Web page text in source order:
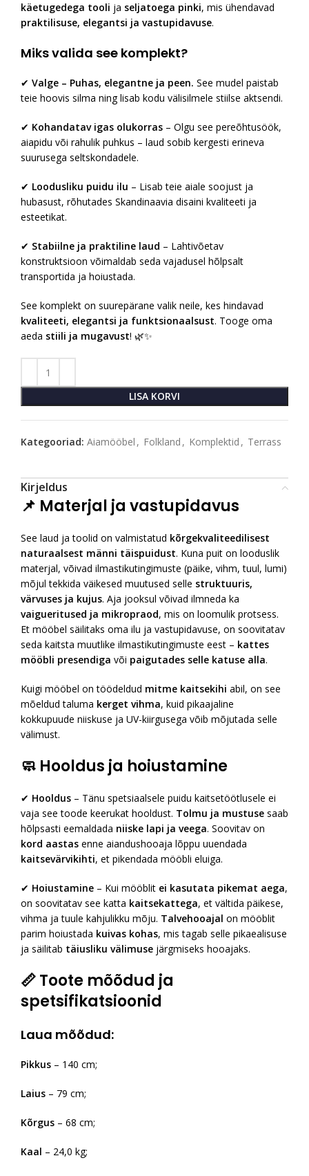
käetugedega tooli ja seljatoega pinki, mis ühendavad
praktilisuse, elegantsi ja vastupidavuse.
Miks valida see komplekt?
✔ Valge – Puhas, elegantne ja peen. See mudel paistab
teie hoovis silma ning lisab kodu välisilmele stiilse aktsendi.
✔ Kohandatav igas olukorras – Olgu see pereõhtusöök,
aiapidu või rahulik puhkus – laud sobib kergesti erineva
suurusega seltskondadele.
✔ Loodusliku puidu ilu – Lisab teie aiale soojust ja
hubasust, rõhutades Skandinaavia disaini kvaliteeti ja
esteetikat.
✔ Stabiilne ja praktiline laud – Lahtivõetav
konstruktsioon võimaldab seda vajadusel hõlpsalt
transportida ja hoiustada.
See komplekt on suurepärane valik neile, kes hindavad
kvaliteeti, elegantsi ja funktsionaalsust. Tooge oma
aeda stiili ja mugavust! 🌿✨
LISA KORVI
Kategooriad: Aiamööbel , Folkland , Komplektid , Terrass
Kirjeldus
📌 Materjal ja vastupidavus
See laud ja toolid on valmistatud kõrgekvaliteedilisest
naturaalsest männi täispuidust. Kuna puit on looduslik
materjal, võivad ilmastikutingimuste (päike, vihm, tuul, lumi)
mõjul tekkida väikesed muutused selle struktuuris,
värvuses ja kujus. Aja jooksul võivad ilmneda ka
vaigueritused ja mikropraod, mis on loomulik protsess.
Et mööbel säilitaks oma ilu ja vastupidavuse, on soovitatav
seda kaitsta muutlike ilmastikutingimuste eest – kattes
mööbli presendiga või paigutades selle katuse alla.
Kuigi mööbel on töödeldud mitme kaitsekihi abil, on see
mõeldud taluma kerget vihma, kuid pikaajaline
kokkupuude niiskuse ja UV-kiirgusega võib mõjutada selle
välimust.
🧼 Hooldus ja hoiustamine
✔ Hooldus – Tänu spetsiaalsele puidu kaitsetöötlusele ei
vaja see toode keerukat hooldust. Tolmu ja mustuse saab
hõlpsasti eemaldada niiske lapi ja veega. Soovitav on
kord aastas enne aiandushooaja lõppu uuendada
kaitsevärvikihti, et pikendada mööbli eluiga.
✔ Hoiustamine – Kui mööblit ei kasutata pikemat aega,
on soovitatav see katta kaitsekattega, et vältida päikese,
vihma ja tuule kahjulikku mõju. Talvehooajal on mööblit
parim hoiustada kuivas kohas, mis tagab selle pikaealisuse
ja säilitab täiusliku välimuse järgmiseks hooajaks.
📏Toote mõõdud ja
spetsifikatsioonid
Laua mõõdud:
Pikkus – 140 cm;
Laius – 79 cm;
Kõrgus – 68 cm;
Kaal – 24,0 kg;